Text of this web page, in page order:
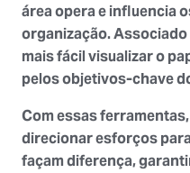
área opera e influencia
organização.
mais fácil visualizar o
pelos objetivos-chave
Com essas
direcionar esforços
façam diferença,